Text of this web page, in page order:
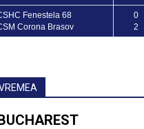
Fenestela 68
Corona Brasov
0
2